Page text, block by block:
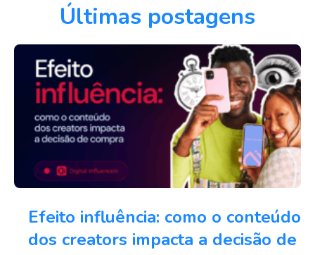
Últimas postagens
Efeito influência: como o conteúdo
dos creators impacta a decisão de